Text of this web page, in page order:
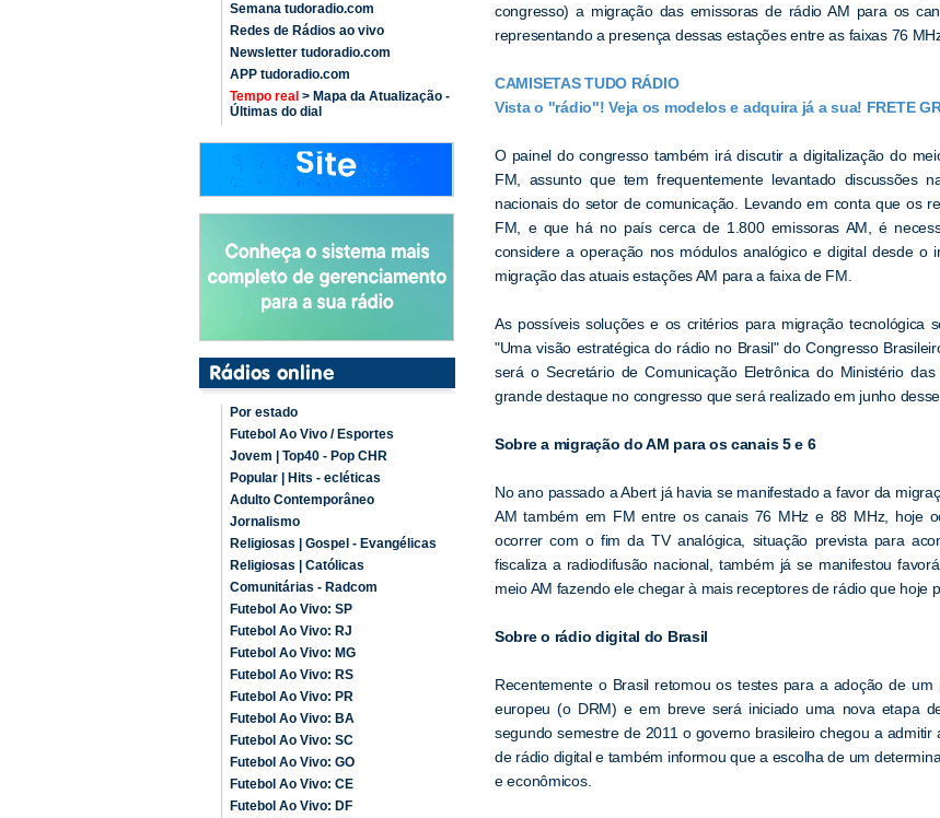
Semana tudoradio.com
Redes de Rádios ao vivo
Newsletter tudoradio.com
APP tudoradio.com
Tempo real > Mapa da Atualização -
Últimas do dial
Por estado
Futebol Ao Vivo / Esportes
Jovem | Top40 - Pop CHR
Popular | Hits - ecléticas
Adulto Contemporâneo
Jornalismo
Religiosas | Gospel - Evangélicas
Religiosas | Católicas
Comunitárias - Radcom
Futebol Ao Vivo: SP
Futebol Ao Vivo: RJ
Futebol Ao Vivo: MG
Futebol Ao Vivo: RS
Futebol Ao Vivo: PR
Futebol Ao Vivo: BA
Futebol Ao Vivo: SC
Futebol Ao Vivo: GO
Futebol Ao Vivo: CE
Futebol Ao Vivo: DF
congresso) a migração das emissoras de rádio AM para os
representando a presença dessas estações entre as faixas 76
CAMISETAS TUDO RÁDIO
Vista o "rádio"! Veja os modelos e adquira já a sua! FRETE
O painel do congresso também irá discutir a digitalização do
FM, assunto que tem frequentemente levantado discussões
nacionais do setor de comunicação. Levando em conta que os
FM, e que há no país cerca de 1.800 emissoras AM, é
considere a operação nos módulos analógico e digital desde o
migração das atuais estações AM para a faixa de FM.
As possíveis soluções e os critérios para migração tecnológica
"Uma visão estratégica do rádio no Brasil" do Congresso
será o Secretário de Comunicação Eletrônica do Ministério
grande destaque no congresso que será realizado em junho desse
Sobre a migração do AM para os canais 5 e 6
No ano passado a Abert já havia se manifestado a favor da
AM também em FM entre os canais 76 MHz e 88 MHz, hoje
ocorrer com o fim da TV analógica, situação prevista para
fiscaliza a radiodifusão nacional, também já se manifestou
meio AM fazendo ele chegar à mais receptores de rádio que hoje
Sobre o rádio digital do Brasil
Recentemente o Brasil retomou os testes para a adoção de
europeu (o DRM) e em breve será iniciado uma nova etapa
segundo semestre de 2011 o governo brasileiro chegou a
de rádio digital e também informou que a escolha de um
e econômicos.